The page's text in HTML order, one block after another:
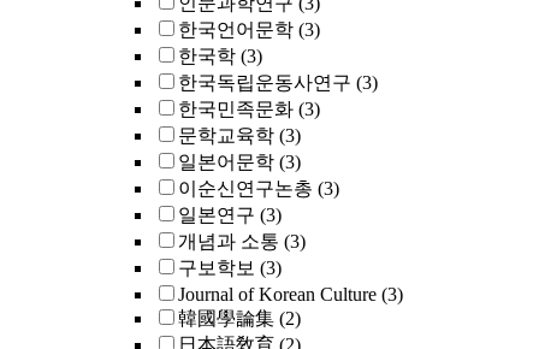
한국언어문학 (3)
한국학 (3)
한국독립운동사연구 (3)
한국민족문화 (3)
문학교육학 (3)
일본어문학 (3)
이순신연구논총 (3)
일본연구 (3)
개념과 소통 (3)
구보학보 (3)
Journal of Korean Culture (3)
韓國學論集 (2)
日本語敎育 (2)